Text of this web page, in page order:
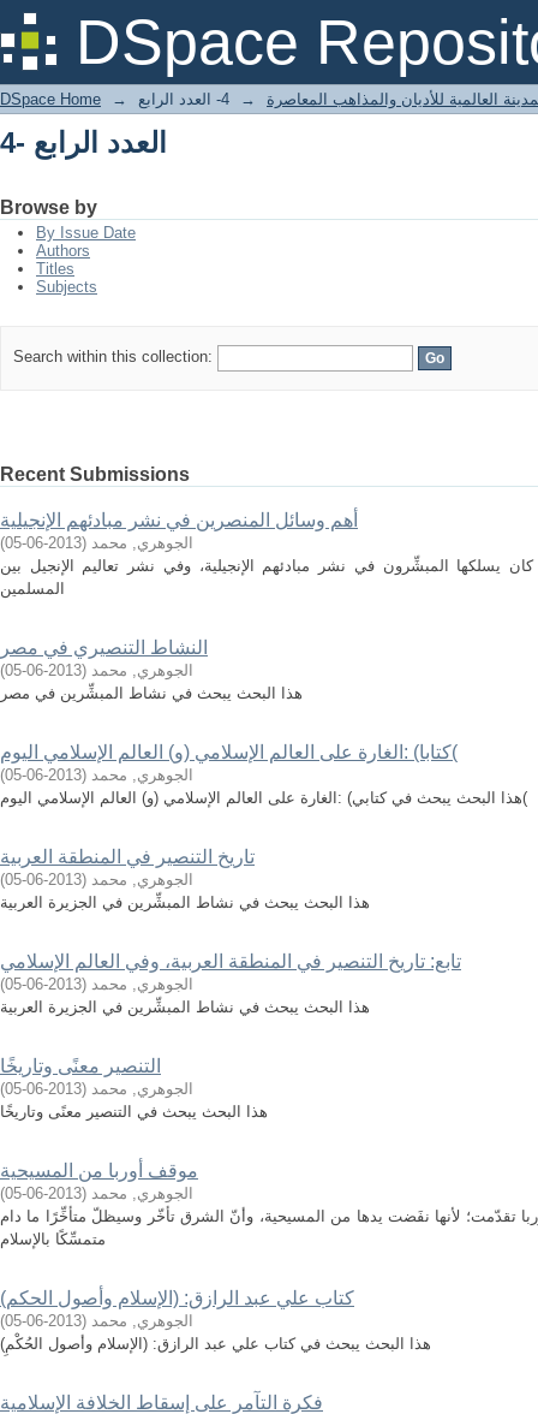
DSpace
4- العدد الرابع
DSpace Home → العالمية للأديان والمذاهب المعاصرة → 4- العدد الرابع
4- العدد الرابع
Browse by
By Issue Date
Authors
Titles
Subjects
Search within this collection:
Recent Submissions
أهم وسائل المنصرين في نشر مبادئهم الإنجيلية
الجوهري, محمد (
2013-06-05
)
يسلكها المبشِّرون في نشر مبادئهم الإنجيلية، وفي نشر تعاليم الإنجيل بين
المسلمين
النشاط التنصيري في مصر
الجوهري, محمد (
2013-06-05
)
هذا البحث يبحث في نشاط المبشِّرين في مصر
كتابا) :الغارة على العالم الإسلامي (و) العالم الإسلامي اليوم(
الجوهري, محمد (
2013-06-05
)
هذا البحث يبحث في كتابي) :الغارة على العالم الإسلامي (و) العالم الإسلامي اليوم(
تاريخ التنصير في المنطقة العربية
الجوهري, محمد (
2013-06-05
)
هذا البحث يبحث في نشاط المبشِّرين في الجزيرة العربية
تابع: تاريخ التنصير في المنطقة العربية، وفي العالم الإسلامي
الجوهري, محمد (
2013-06-05
)
هذا البحث يبحث في نشاط المبشِّرين في الجزيرة العربية
التنصير معنًى وتاريخًا
الجوهري, محمد (
2013-06-05
)
هذا البحث يبحث في التنصير معنًى وتاريخًا
موقف أوربا من المسيحية
الجوهري, محمد (
2013-06-05
)
تقدّمت؛ لأنها نفَضت يدها من المسيحية، وأنّ الشرق تأخّر وسيظلّ متأخِّرًا ما دام
متمسِّكًا بالإسلام
كتاب علي عبد الرازق: (الإسلام وأصول الحكم)
الجوهري, محمد (
2013-06-05
)
هذا البحث يبحث في كتاب علي عبد الرازق: (الإسلام وأصول الحُكْمِ)
فكرة التآمر على إسقاط الخلافة الإسلامية